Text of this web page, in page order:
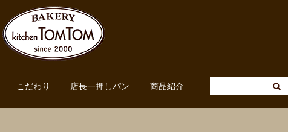
こだわり 店長一押しパン 商品紹介